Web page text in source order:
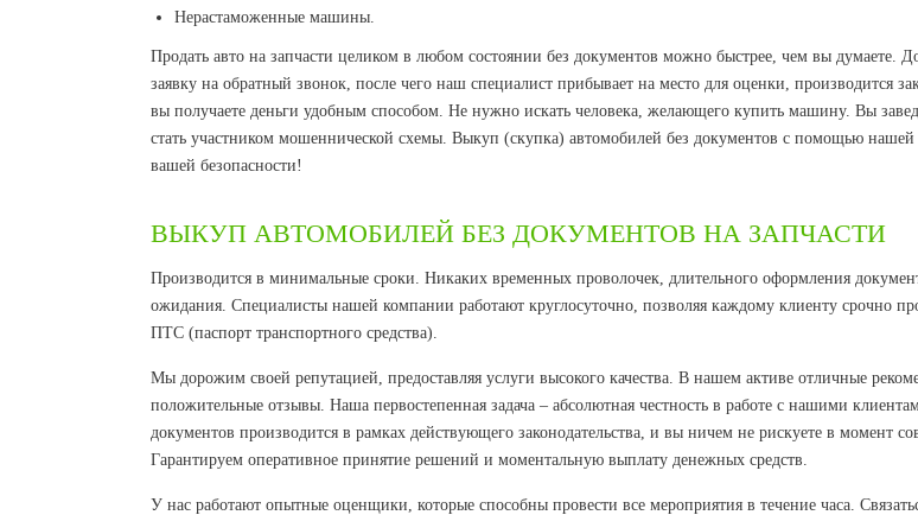
Нерастаможенные машины.
Продать авто на запчасти целиком в любом состоянии без документов можно быстрее, чем вы думаете.
заявку на обратный звонок, после чего наш специалист прибывает на место для оценки, производится
вы получаете деньги удобным способом. Не нужно искать человека, желающего купить машину. Вы
стать участником мошеннической схемы. Выкуп (скупка) автомобилей без документов с помощью нашей
вашей безопасности!
ВЫКУП АВТОМОБИЛЕЙ БЕЗ ДОКУМЕНТОВ НА ЗАПЧАСТИ
Производится в минимальные сроки. Никаких временных проволочек, длительного оформления
ожидания. Специалисты нашей компании работают круглосуточно, позволяя каждому клиенту срочно
ПТС (паспорт транспортного средства).
Мы дорожим своей репутацией, предоставляя услуги высокого качества. В нашем активе отличные
положительные отзывы. Наша первостепенная задача – абсолютная честность в работе с нашими
документов производится в рамках действующего законодательства, и вы ничем не рискуете в момент
Гарантируем оперативное принятие решений и моментальную выплату денежных средств.
У нас работают опытные оценщики, которые способны провести все мероприятия в течение часа.